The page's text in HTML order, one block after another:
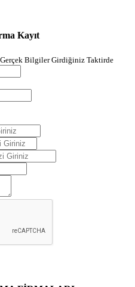
Kayıt
Bilgiler Girdiğiniz Taktirde